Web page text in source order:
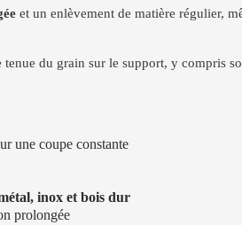
et un enlèvement de matière régulier,
du grain sur le support, y compris
une coupe constante
inox et bois dur
prolongée